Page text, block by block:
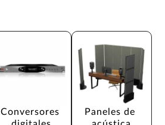
Conversores
Paneles de